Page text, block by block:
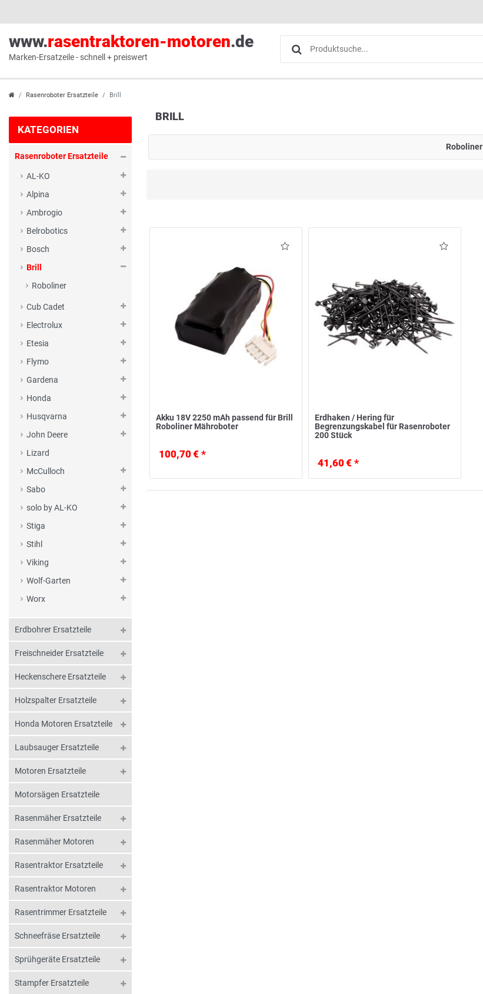
www.rasentraktoren-motoren.de
Marken-Ersatzeile - schnell + preiswert
Rasenroboter Ersatzteile Brill
KATEGORIEN
Rasenroboter Ersatzteile
AL-KO
Alpina
Ambrogio
Belrobotics
Bosch
Brill
Roboliner
Cub Cadet
Electrolux
Etesia
Flymo
Gardena
Honda
Husqvarna
John Deere
Lizard
McCulloch
Sabo
solo by AL-KO
Stiga
Stihl
Viking
Wolf-Garten
Worx
Erdbohrer Ersatzteile
Freischneider Ersatzteile
Heckenschere Ersatzteile
Holzspalter Ersatzteile
Honda Motoren Ersatzteile
Laubsauger Ersatzteile
Motoren Ersatzteile
Motorsägen Ersatzteile
Rasenmäher Ersatzteile
Rasenmäher Motoren
Rasentraktor Ersatzteile
Rasentraktor Motoren
Rasentrimmer Ersatzteile
Schneefräse Ersatzteile
Sprühgeräte Ersatzteile
Stampfer Ersatzteile
BRILL
Roboliner
Akku 18V 2250 mAh passend für Brill
Roboliner Mähroboter
100,70 € *
Erdhaken / Hering für
Begrenzungskabel für Rasenroboter
200 Stück
41,60 € *